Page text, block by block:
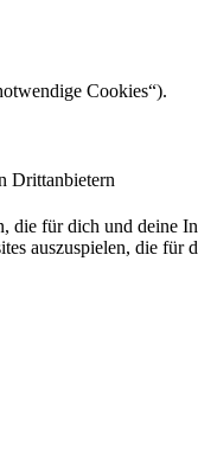
Cookies“).
Drittanbietern
die für dich und deine
auszuspielen, die für